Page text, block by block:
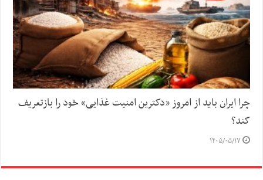
چرا ایران باید از امروز «دکترین امنیت غذایی» خود را بازتعریف
کند؟
۱۴۰۵/۰۵/۱۷